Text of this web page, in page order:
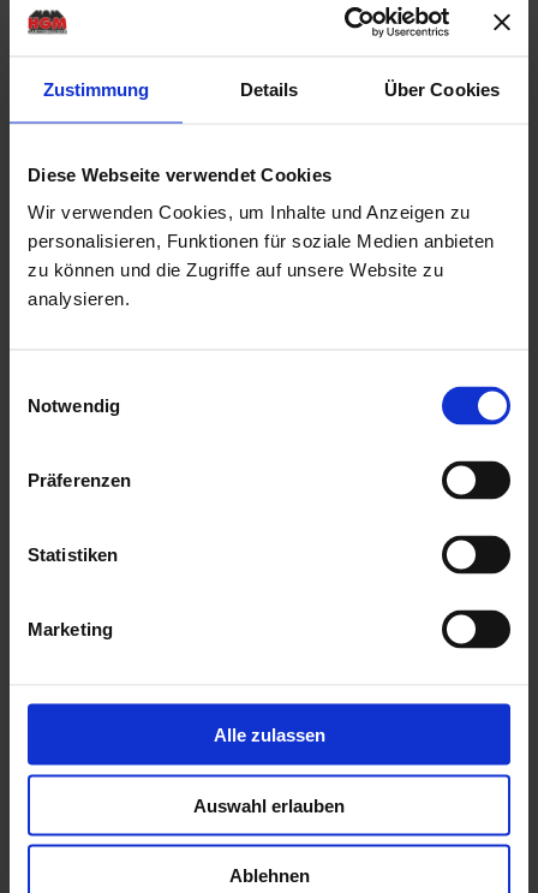
Zustimmung Details Über Cookies
Diese Webseite verwendet Cookies
Wir verwenden Cookies, um Inhalte und Anzeigen zu
personalisieren, Funktionen für soziale Medien anbieten
zu können und die Zugriffe auf unsere Website zu
analysieren.
Notwendig
Präferenzen
Statistiken
Marketing
Alle zulassen
Auswahl erlauben
Ablehnen
Rahmenaußenmaße der Doppeltür: Breite: 1,59 mtr. x
Rahmenaußenmaße der Einzeltür: Breite: 0,83 mtr. x
Höhe: 1,90 mtr.
Rahmenaußenmaße des Einzelfensters: Breite: 1.18 mtr x
Höhe: 0,50 mtr.
Rahmenaußenmaße des Glaselementes: Breite: 1,59 mtr x
ohne Fussboden & Unterkonstruktion
mit einer Montageanleitung
Mehr zu HGM Gartenhäuser